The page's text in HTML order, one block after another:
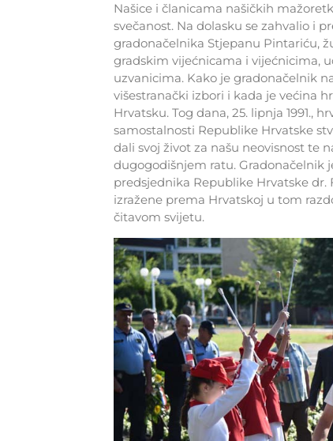
Našice i članicama našičkih
svečanost. Na dolasku se zahvalio i
gradonačelnika Stjepanu Pintariću,
gradskim vijećnicama i vijećnicima,
uzvanicima. Kako je gradonačelnik
višestranački izbori i kada je većina
Hrvatsku. Tog dana, 25. lipnja 1991.,
samostalnosti Republike Hrvatske
dali svoj život za našu neovisnost te
dugogodišnjem ratu. Gradonačelnik
predsjednika Republike Hrvatske dr.
izražene prema Hrvatskoj u tom
čitavom svijetu.